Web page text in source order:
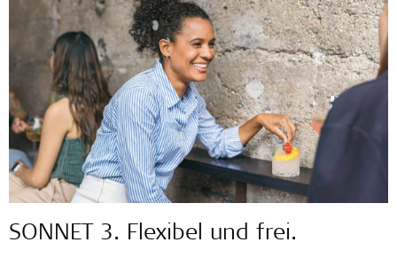
SONNET 3. Flexibel und frei.